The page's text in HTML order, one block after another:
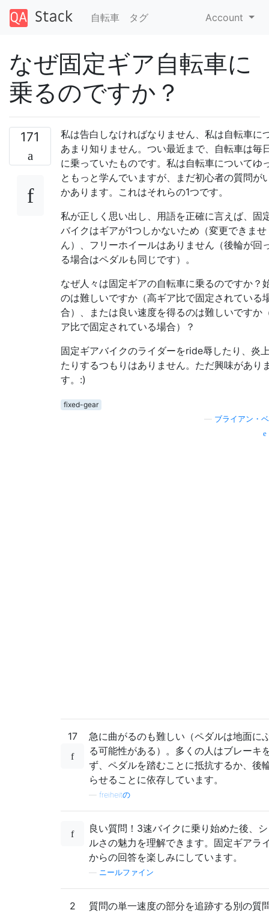
自転車 タグ Account
なぜ固定ギア自転車に
乗るのですか？
171
私は告白しなければなりません、私は自転車に
あまり知りません。つい最近まで、自転車は毎
に乗っていたものです。私は自転車についてゆ
ともっと学んでいますが、まだ初心者の質問が
かあります。これはそれらの1つです。
私が正しく思い出し、用語を正確に言えば、固
バイクはギアが1つしかないため（変更できませ
ん）、フリーホイールはありません（後輪が回
る場合はペダルも同じです）。
なぜ人々は固定ギアの自転車に乗るのですか？
のは難しいですか（高ギア比で固定されている
合）、または良い速度を得るのは難しいですか
ア比で固定されている場合）？
固定ギアバイクのライダーをride辱したり、炎
たりするつもりはありません。ただ興味があり
す。:)
fixed-gear
ブライアン・
17
急に曲がるのも難しい（ペダルは地面に
る可能性がある）。多くの人はブレーキ
ず、ペダルを踏むことに抵抗するか、後
らせることに依存しています。
freiheitの
良い質問！3速バイクに乗り始めた後、
ルさの魅力を理解できます。固定ギアラ
からの回答を楽しみにしています。
ニールファイン
2
質問の単一速度の部分を追跡する別の質